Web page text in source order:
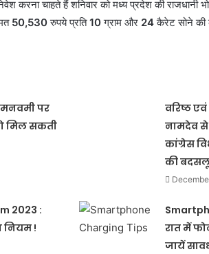
करना चाहते हैं शनिवार को मध्य प्रदेश की राजधानी
50,530रुपये प्रति10ग्राम और 24कैरेट सोने की
पर
मिल सकती
वरिष्ठ
नामदेव से
कांग्रेस
की
2023 :
नियम !
रात में
जायें